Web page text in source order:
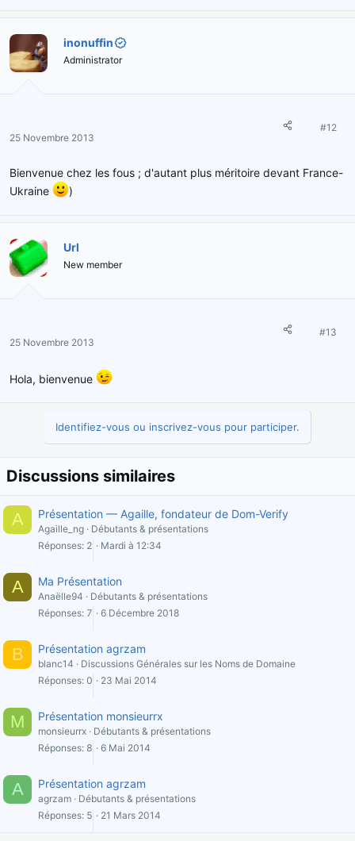
inonuffin
Administrator
25 Novembre 2013
#12
Bienvenue chez les fous ; d'autant plus méritoire devant France-
Ukraine
)
Url
New member
25 Novembre 2013
#13
Hola, bienvenue
Identifiez-vous ou inscrivez-vous pour participer.
Discussions similaires
A Présentation — Agaille, fondateur de Dom-Verify
Agaille_ng
Débutants & présentations
Réponses 2 Mardi à 12:34
A Ma Présentation
Anaëlle94
Débutants & présentations
Réponses 7 6 Décembre 2018
B Présentation agrzam
blanc14
Discussions Générales sur les Noms de Domaine
Réponses 0 23 Mai 2014
M Présentation monsieurrx
monsieurrx
Débutants & présentations
Réponses 8 6 Mai 2014
A Présentation agrzam
agrzam
Débutants & présentations
Réponses 5 21 Mars 2014